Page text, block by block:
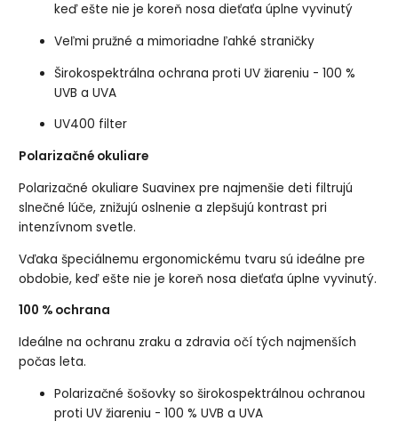
keď ešte nie je koreň nosa dieťaťa úplne vyvinutý
Veľmi pružné a mimoriadne ľahké straničky
Širokospektrálna ochrana proti UV žiareniu - 100 %
UVB a UVA
UV400 filter
Polarizačné okuliare
Polarizačné okuliare Suavinex pre najmenšie deti filtrujú
slnečné lúče, znižujú oslnenie a zlepšujú kontrast pri
intenzívnom svetle.
Vďaka špeciálnemu ergonomickému tvaru sú ideálne pre
obdobie, keď ešte nie je koreň nosa dieťaťa úplne vyvinutý.
100 % ochrana
Ideálne na ochranu zraku a zdravia očí tých najmenších
počas leta.
Polarizačné šošovky so širokospektrálnou ochranou
proti UV žiareniu - 100 % UVB a UVA